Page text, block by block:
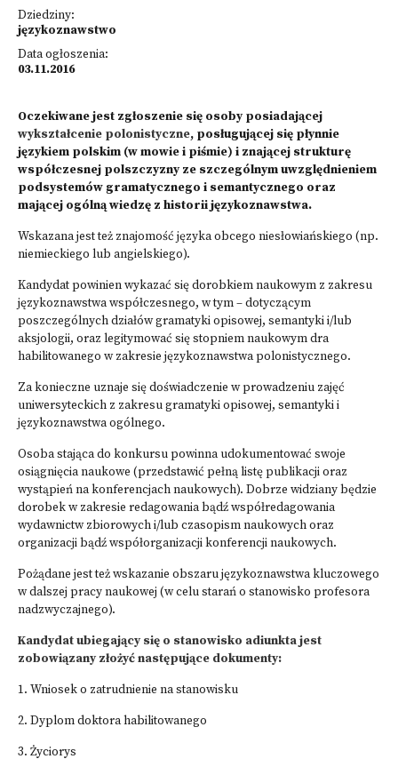
Dziedziny:
językoznawstwo
Data ogłoszenia:
03.11.2016
Oczekiwane jest zgłoszenie się osoby posiadającej
wykształcenie polonistyczne, posługującej się płynnie
językiem polskim (w mowie i piśmie) i znającej strukturę
współczesnej polszczyzny ze szczególnym uwzględnieniem
podsystemów gramatycznego i semantycznego oraz
mającej ogólną wiedzę z historii językoznawstwa.
Wskazana jest też znajomość języka obcego niesłowiańskiego (np.
niemieckiego lub angielskiego).
Kandydat powinien wykazać się dorobkiem naukowym z zakresu
językoznawstwa współczesnego, w tym – dotyczącym
poszczególnych działów gramatyki opisowej, semantyki i/lub
aksjologii, oraz legitymować się stopniem naukowym dra
habilitowanego w zakresie językoznawstwa polonistycznego.
Za konieczne uznaje się doświadczenie w prowadzeniu zajęć
uniwersyteckich z zakresu gramatyki opisowej, semantyki i
językoznawstwa ogólnego.
Osoba stająca do konkursu powinna udokumentować swoje
osiągnięcia naukowe (przedstawić pełną listę publikacji oraz
wystąpień na konferencjach naukowych). Dobrze widziany będzie
dorobek w zakresie redagowania bądź współredagowania
wydawnictw zbiorowych i/lub czasopism naukowych oraz
organizacji bądź współorganizacji konferencji naukowych.
Pożądane jest też wskazanie obszaru językoznawstwa kluczowego
w dalszej pracy naukowej (w celu starań o stanowisko profesora
nadzwyczajnego).
Kandydat ubiegający się o stanowisko adiunkta jest
zobowiązany złożyć następujące dokumenty:
1. Wniosek o zatrudnienie na stanowisku
2. Dyplom doktora habilitowanego
3. Życiorys